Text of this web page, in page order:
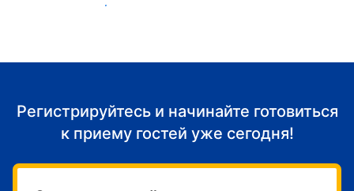
Начать принимать гостей
Регистрируйтесь и начинайте готовиться
к приему гостей уже сегодня!